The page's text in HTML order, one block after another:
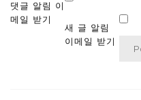
댓글 알림 이
메일 받기
새 글 알림
이메일 받기